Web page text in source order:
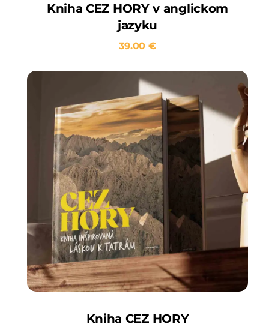
Kniha CEZ HORY v anglickom
jazyku
39.00 €
Kniha CEZ HORY